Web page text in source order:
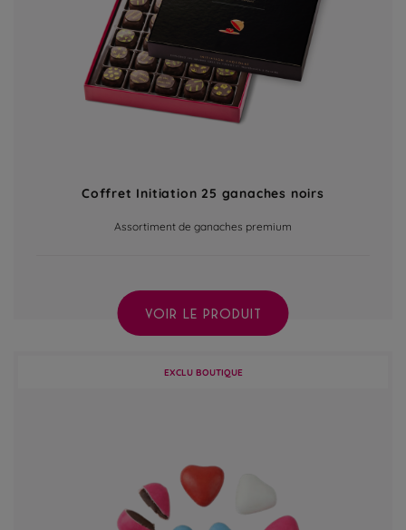
Coffret Initiation 25 ganaches noirs
Assortiment de ganaches premium
VOIR LE PRODUIT
EXCLU BOUTIQUE